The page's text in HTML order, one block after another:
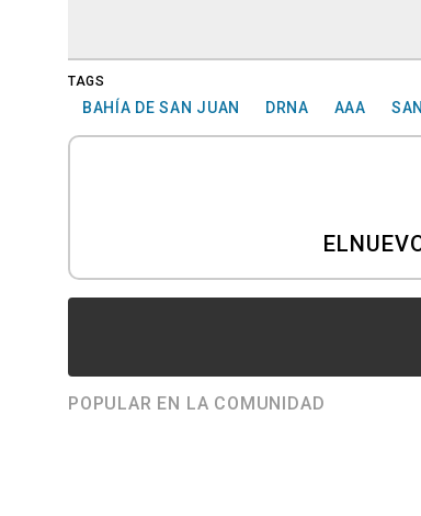
TAGS
BAHÍA DE SAN JUAN DRNA AAA
POPULAR EN LA COMUNIDAD